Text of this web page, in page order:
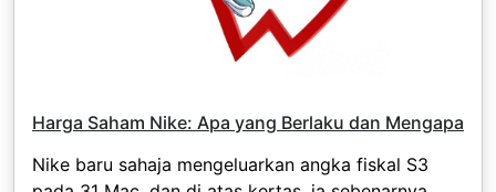
Harga Saham Nike: Apa yang Berlaku dan Mengapa
Nike baru sahaja mengeluarkan angka fiskal S3